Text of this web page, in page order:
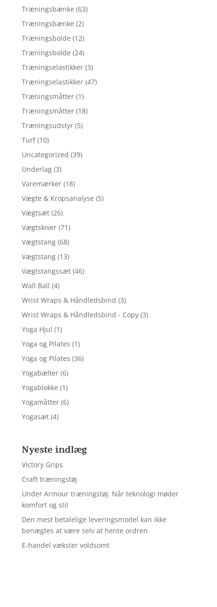
Træningsbænke (63)
Træningsbænke (2)
Træningsbolde (12)
Træningsbolde (24)
Træningselastikker (3)
Træningselastikker (47)
Træningsmåtter (1)
Træningsmåtter (18)
Træningsudstyr (5)
Turf (10)
Uncategorized (39)
Underlag (3)
Varemærker (18)
Vægte & Kropsanalyse (5)
Vægtsæt (26)
Vægtskiver (71)
Vægtstang (68)
Vægtstang (13)
Vægtstangssæt (46)
Wall Ball (4)
Wrist Wraps & Håndledsbind (3)
Wrist Wraps & Håndledsbind - Copy (3)
Yoga Hjul (1)
Yoga og Pilates (1)
Yoga og Pilates (36)
Yogabælter (6)
Yogablokke (1)
Yogamåtter (6)
Yogasæt (4)
Nyeste indlæg
Victory Grips
Craft træningstøj
Under Armour træningstøj: Når teknologi møder
komfort og stil
Den mest betalelige leveringsmodel kan ikke
benægtes at være selv at hente ordren
E-handel vækster voldsomt